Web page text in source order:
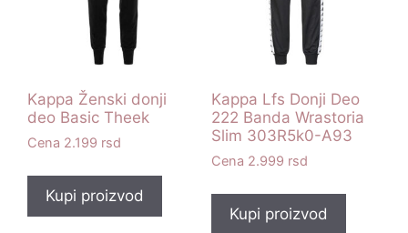
Kappa Ženski donji
deo Basic Theek
2.199 rsd
Kupi proizvod
Kappa Lfs Donji Deo
222 Banda Wrastoria
Slim 303R5k0-A93
2.999 rsd
Kupi proizvod